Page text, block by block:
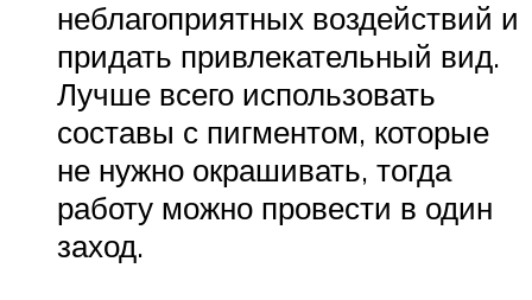
неблагоприятных воздействий и
придать привлекательный вид.
Лучше всего использовать
составы с пигментом, которые
не нужно окрашивать, тогда
работу можно провести в один
заход.